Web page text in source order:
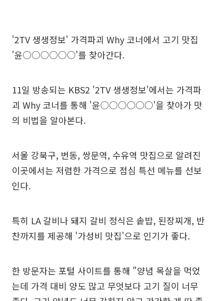
'2TV 생생정보' 가격파괴 Why 코너에서 고기 맛집
'윤○○○○○○'를 찾아간다.
11일 방송되는 KBS2 '2TV 생생정보'에서는 가격파
괴 Why 코너를 통해 '윤○○○○○○'을 찾아가 맛
의 비법을 알아본다.
서울 강북구, 번동, 쌍문역, 수유역 맛집으로 알려진
이곳에서는 저렴한 가격으로 점심 특선 메뉴를 선보
인다.
특히 LA 갈비나 돼지 갈비 정식은 솥밥, 된장찌개, 반
찬까지를 제공해 '가성비 맛집'으로 인기가 좋다.
한 방문자는 포털 사이트를 통해 "양념 목살을 먹었
는데 가격 대비 양도 많고 무엇보다 고기 질이 너무